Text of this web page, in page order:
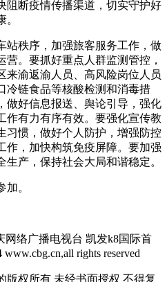
阻断疫情传播渠道，切实守护好
站秩序，加强旅客服务工作，做
。要抓好重点人群监测管控，
来渝返渝人员、高风险岗位人员
冷链食品等核酸检测和消毒措
做好信息报送、舆论引导，强化
作有力有序有效。要强化宣传教
习惯，做好个人防护，增强防控
作，加快构筑免疫屏障。要加强
产，保持社会大局和谐稳定。
。
网络广播电视台 凯发k8国际首
rights reserved
版权所有 未经书面授权 不得复